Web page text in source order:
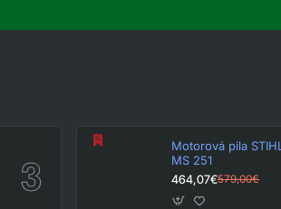
Motorová píla STIHL
MS 251
464,07€579,00€